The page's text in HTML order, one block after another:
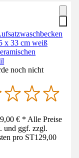
x 33 cm weiß
noch nicht
€ * Alle Preise
und ggf. zzgl.
pro ST129,00